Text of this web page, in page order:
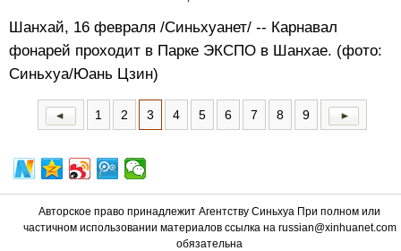
СПЕЦТЕМЫ
Шанхай, 16 февраля /Синьхуанет/ -- Карнавал
фонарей проходит в Парке ЭКСПО в Шанхае. (фото:
Синьхуа/Юань Цзин)
1 2 3 4 5 6 7 8 9
Авторское право принадлежит Агентству Синьхуа При полном или
частичном использовании материалов ссылка на russian@xinhuanet.com
обязательна